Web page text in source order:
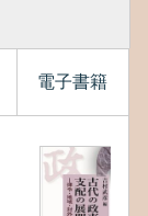
電子書籍